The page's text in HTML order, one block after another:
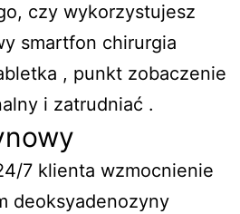
czy wykorzystujesz
smartfon chirurgia
, punkt zobaczenie
i zatrudniać .
7 klienta wzmocnienie
deoksyadenozyny